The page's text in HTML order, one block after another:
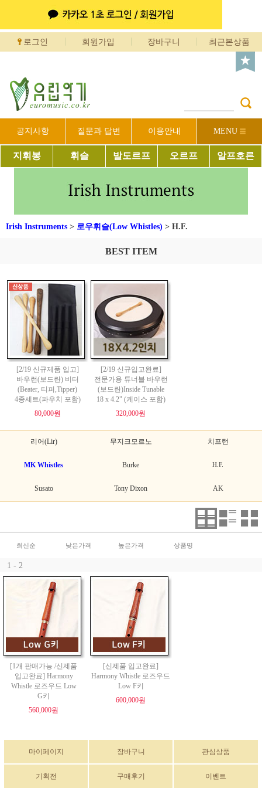
로그인 회원가입 장바구니 최근본상품
공지사항 질문과 답변 이용안내 MENU
지휘봉 휘슬 발도르프 오르프 알프호른
Irish Instruments > 로우휘슬(Low Whistles) > H.F.
BEST ITEM
[2/19 신규제품 입고]
바우런(보드란) 비터
(Beater, 티퍼,Tipper)
4종세트(파우치 포함)
80,000원
[2/19 신규입고완료]
전문가용 튜너블 바우런
(보드란)Inside Tunable
18 x 4.2" (케이스 포함)
320,000원
리어(Lir) 무지크모르노 치프턴
MK Whistles Burke H.F.
Susato Tony Dixon AK
최신순 낮은가격 높은가격 상품명
1 - 2
[1개 판매가능 /신제품
입고완료] Harmony
Whistle 로즈우드 Low
G키
560,000원
[신제품 입고완료]
Harmony Whistle 로즈우드
Low F키
600,000원
마이페이지 장바구니 관심상품
기획전 구매후기 이벤트